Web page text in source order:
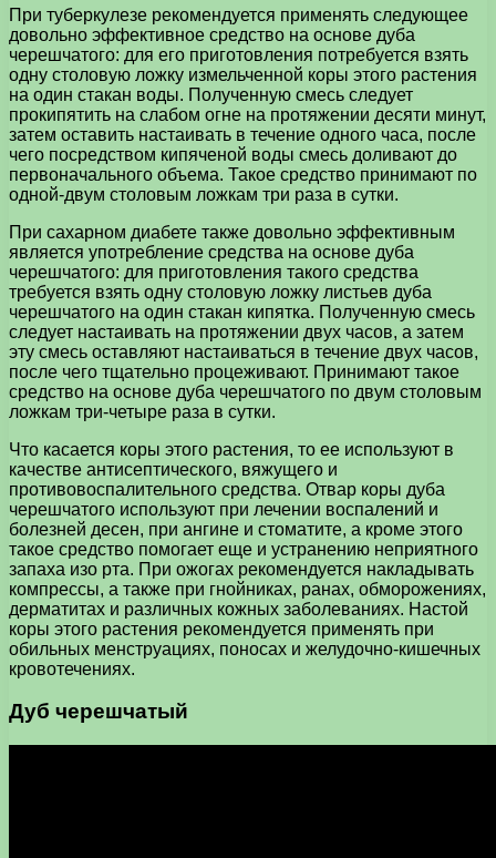
При туберкулезе рекомендуется применять следующее
довольно эффективное средство на основе дуба
черешчатого: для его приготовления потребуется взять
одну столовую ложку измельченной коры этого растения
на один стакан воды. Полученную смесь следует
прокипятить на слабом огне на протяжении десяти минут,
затем оставить настаивать в течение одного часа, после
чего посредством кипяченой воды смесь доливают до
первоначального объема. Такое средство принимают по
одной-двум столовым ложкам три раза в сутки.
При сахарном диабете также довольно эффективным
является употребление средства на основе дуба
черешчатого: для приготовления такого средства
требуется взять одну столовую ложку листьев дуба
черешчатого на один стакан кипятка. Полученную смесь
следует настаивать на протяжении двух часов, а затем
эту смесь оставляют настаиваться в течение двух часов,
после чего тщательно процеживают. Принимают такое
средство на основе дуба черешчатого по двум столовым
ложкам три-четыре раза в сутки.
Что касается коры этого растения, то ее используют в
качестве антисептического, вяжущего и
противовоспалительного средства. Отвар коры дуба
черешчатого используют при лечении воспалений и
болезней десен, при ангине и стоматите, а кроме этого
такое средство помогает еще и устранению неприятного
запаха изо рта. При ожогах рекомендуется накладывать
компрессы, а также при гнойниках, ранах, обморожениях,
дерматитах и различных кожных заболеваниях. Настой
коры этого растения рекомендуется применять при
обильных менструациях, поносах и желудочно-кишечных
кровотечениях.
Дуб черешчатый